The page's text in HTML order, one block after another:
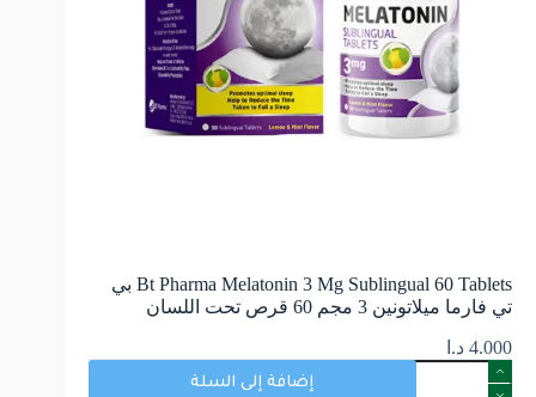
Bt Pharma Melatonin 3 Mg Sublingual 60 Tablets بي
تي فارما ميلاتونين 3 مجم 60 قرص تحت اللسان
4.000 د.ا
إضافة إلى السلة